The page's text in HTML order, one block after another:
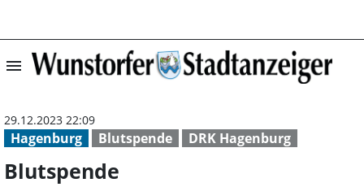
menu Blutspende |
Hagenburg Blutspende DRK Hagenburg
29.12.2023 22:09
Blutspende